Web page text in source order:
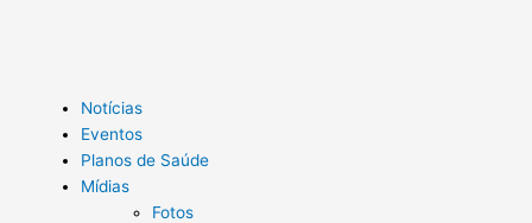
Notícias
Eventos
Planos de Saúde
Mídias
Fotos